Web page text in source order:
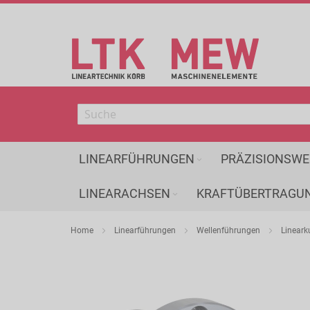
Inhalt
LINEARFÜHRUNGEN
LINEARACHSEN
Home Linearführungen Wellenführungen